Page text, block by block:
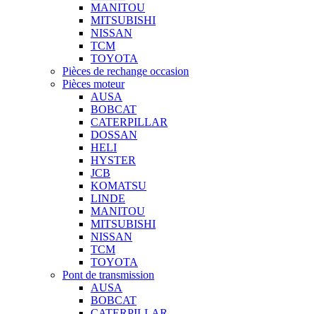
MANITOU
MITSUBISHI
NISSAN
TCM
TOYOTA
Pièces de rechange occasion
Pièces moteur
AUSA
BOBCAT
CATERPILLAR
DOSSAN
HELI
HYSTER
JCB
KOMATSU
LINDE
MANITOU
MITSUBISHI
NISSAN
TCM
TOYOTA
Pont de transmission
AUSA
BOBCAT